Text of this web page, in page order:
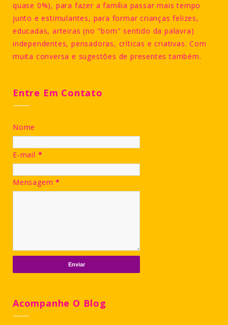
quase 0%), para fazer a família passar mais tempo
junto e estimulantes, para formar crianças felizes,
educadas, arteiras (no "bom" sentido da palavra)
independentes, pensadoras, críticas e criativas. Com
muita conversa e sugestões de presentes também.
Entre Em Contato
Nome
E-mail *
Mensagem*
Acompanhe O Blog